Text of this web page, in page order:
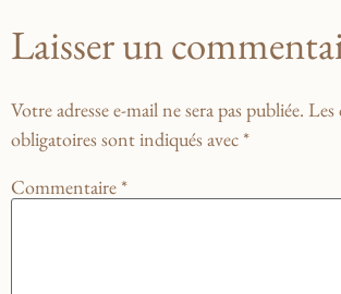
Laisser un
Votre adresse e-mail ne sera pas publiée. Les
obligatoires sont indiqués avec*
Commentaire*